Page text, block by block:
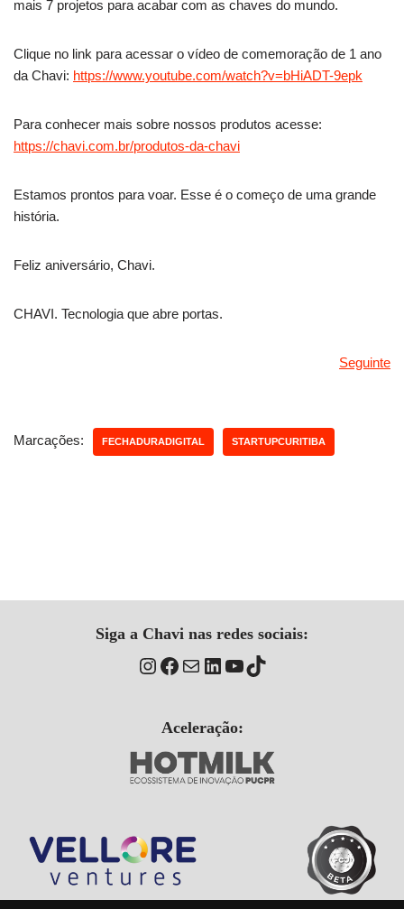
mais 7 projetos para acabar com as chaves do mundo.
Clique no link para acessar o vídeo de comemoração de 1 ano
da Chavi: https://www.youtube.com/watch?v=bHiADT-9epk
Para conhecer mais sobre nossos produtos acesse:
https://chavi.com.br/produtos-da-chavi
Estamos prontos para voar. Esse é o começo de uma grande
história.
Feliz aniversário, Chavi.
CHAVI. Tecnologia que abre portas.
Seguinte
Marcações: FECHADURADIGITAL STARTUPCURITIBA
Siga a Chavi nas redes sociais:
Aceleração: